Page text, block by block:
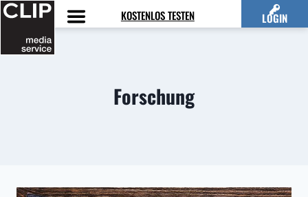
Zum
Inhalt
springen
KOSTENLOS TESTEN LOGIN
Forschung